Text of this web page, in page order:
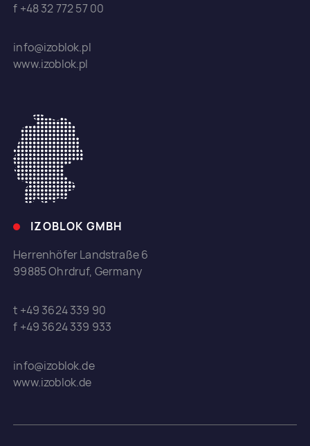
f +48 32 772 57 00
info@izoblok.pl
www.izoblok.pl
IZOBLOK GMBH
Herrenhöfer Landstraße 6
99885 Ohrdruf, Germany
t +49 3624 339 90
f +49 3624 339 933
info@izoblok.de
www.izoblok.de